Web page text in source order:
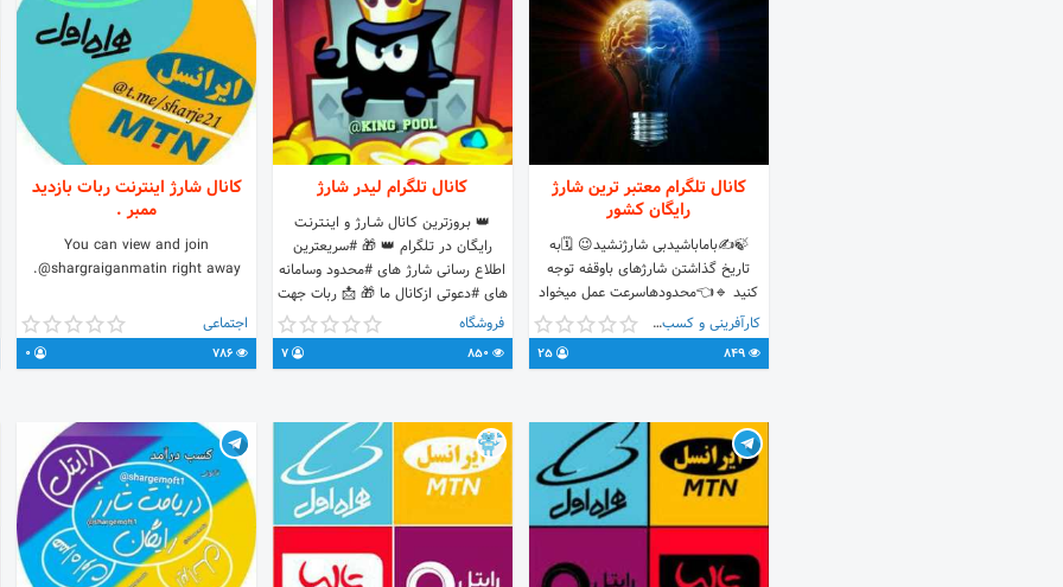
کانال تلگرام معتبر ترین شارژ
رایگان کشور
🍃‌✍باماباشیدبی شارژنشید😉 🗓به
تاریخ گذاشتن شارژهای باوقفه توجه
کنید 🔹👈محدودهاسرعت عمل میخواد
🔹👈هرمیازمان طولانی فعال هستن 📢
تازه ترین اخبارسامانه های اپراتورهای
مختلف درکانال ما♡ 📇معرفی کانال به
کارآفرینی و کسب و کار
849
25
کانال تلگرام لیدر شارژ
👑 بـروزترين کـانال شــارژ و ایـنـتـرنـت
رایـگـان در تـلگرام 👑 🎁 #سریعترین
اطلاع رسانی شارژ های #محدود وسامانه
های #دعوتی ازکانال ما 🎁 📩 ربات جهت
ارتباط با ما 🆔🤖 @Leaderbrhony_bot
فروشگاه
850
7
کانال شارژ اینترنت ربات بازدید
ممبر ‌.
You can view and join
@shargraiganmatin right away.
اجتماعی
786
0